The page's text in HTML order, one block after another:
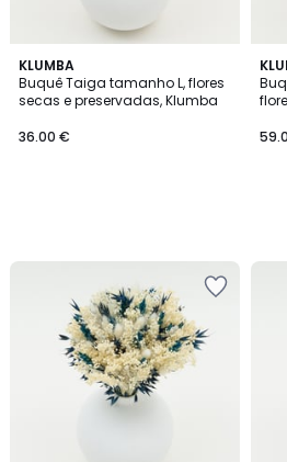
KLUMBA
Buquê Taiga tamanho L, flores
secas e preservadas, Klumba
36.00 €